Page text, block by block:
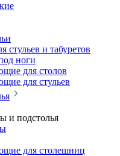
стульев и табуретов
ноги
для столов
для стульев
и подстолья
для столешниц